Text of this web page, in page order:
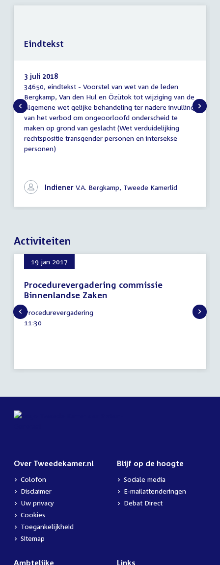
Eindtekst
3 juli 2018
34650, eindtekst - Voorstel van wet van de leden
Bergkamp, Van den Hul en Özütok tot wijziging van de
Algemene wet gelijke behandeling ter nadere invulling
van het verbod om ongeoorloofd onderscheid te
maken op grond van geslacht (Wet verduidelijking
rechtspositie transgender personen en intersekse
personen)
Indiener V.A. Bergkamp, Tweede Kamerlid
Eindtekst
Activiteiten
19 jan 2017
Procedurevergadering commissie
Binnenlandse Zaken
19
januari
2017
Procedurevergadering
Tijd
11:30
Over Tweedekamer.nl
Colofon
Disclaimer
Uw privacy
Cookies
Toegankelijkheid
Sitemap
Blijf op de hoogte
Sociale media
E-mailattenderingen
Debat Direct
Ambtelijke Links